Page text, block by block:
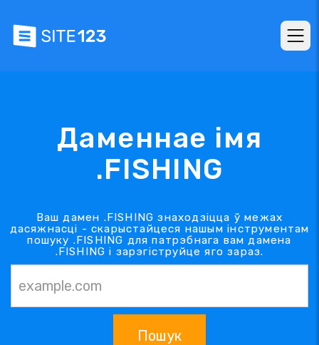
Даменнае імя
.FISHING
Ваш дамен .FISHING знаходзіцца ў межах
дасяжнасці - скарыстайцеся нашым інструментам
пошуку .FISHING для патрэбнага вам дамена
.FISHING і зарэгіструйце яго зараз.
Пошук